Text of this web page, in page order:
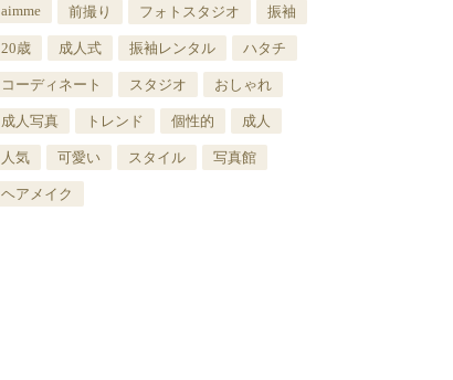
aimme 前撮り フォトスタジオ 振袖
20歳 成人式 振袖レンタル ハタチ
コーディネート スタジオ おしゃれ
成人写真 トレンド 個性的 成人
人気 可愛い スタイル 写真館
ヘアメイク